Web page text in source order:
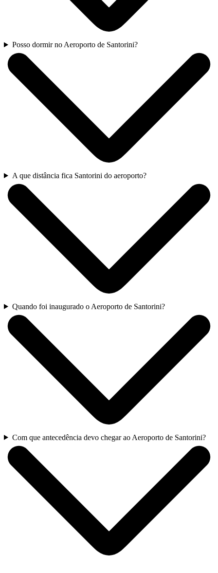
Posso dormir no Aeroporto de Santorini?
A que distância fica Santorini do aeroporto?
Quando foi inaugurado o Aeroporto de Santorini?
Com que antecedência devo chegar ao Aeroporto de Santorini?